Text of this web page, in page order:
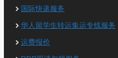
国际快递服务
华人留学生转运集运专线服务
运费报价